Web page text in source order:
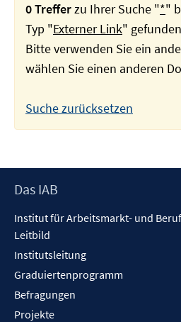
0 Trefferzu Ihrer Suche "*"
Typ "Externer Link"
Bitte verwenden Sie ein
wählen Sie einen anderen
Suche zurücksetzen
Footer
Das IAB
Institut für Arbeitsmarkt- und
Leitbild
Institutsleitung
Graduiertenprogramm
Befragungen
Projekte